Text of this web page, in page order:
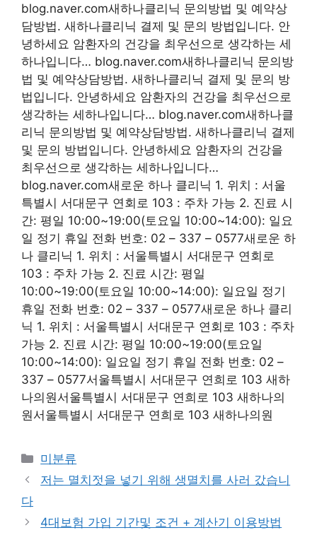
blog.naver.com새하나클리닉 문의방법 및 예약상
담방법. 새하나클리닉 결제 및 문의 방법입니다. 안
녕하세요 암환자의 건강을 최우선으로 생각하는 세
하나입니다… blog.naver.com새하나클리닉 문의방
법 및 예약상담방법. 새하나클리닉 결제 및 문의 방
법입니다. 안녕하세요 암환자의 건강을 최우선으로
생각하는 세하나입니다… blog.naver.com새하나클
리닉 문의방법 및 예약상담방법. 새하나클리닉 결제
및 문의 방법입니다. 안녕하세요 암환자의 건강을
최우선으로 생각하는 세하나입니다…
blog.naver.com새로운 하나 클리닉 1. 위치 : 서울
특별시 서대문구 연회로 103 : 주차 가능 2. 진료 시
간: 평일 10:00~19:00(토요일 10:00~14:00): 일요
일 정기 휴일 전화 번호: 02 – 337 – 0577새로운 하
나 클리닉 1. 위치 : 서울특별시 서대문구 연회로
103 : 주차 가능 2. 진료 시간: 평일
10:00~19:00(토요일 10:00~14:00): 일요일 정기
휴일 전화 번호: 02 – 337 – 0577새로운 하나 클리
닉 1. 위치 : 서울특별시 서대문구 연회로 103 : 주차
가능 2. 진료 시간: 평일 10:00~19:00(토요일
10:00~14:00): 일요일 정기 휴일 전화 번호: 02 –
337 – 0577서울특별시 서대문구 연희로 103 새하
나의원서울특별시 서대문구 연희로 103 새하나의
원서울특별시 서대문구 연희로 103 새하나의원
Categories
미분류
저는 멸치젓을 넣기 위해 생멸치를 사러 갔습니
다
4대보험 가입 기간및 조건 + 계산기 이용방법